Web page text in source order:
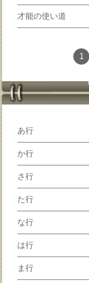
才能の使い道
1
あ行
か行
さ行
た行
な行
は行
ま行